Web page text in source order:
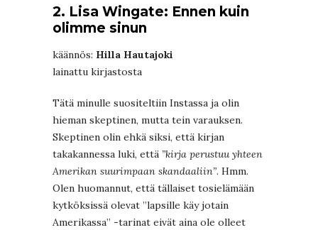
2. Lisa Wingate: Ennen kuin
olimme sinun
käännös: Hilla Hautajoki
lainattu kirjastosta
Tätä minulle suositeltiin Instassa ja olin
hieman skeptinen, mutta tein varauksen.
Skeptinen olin ehkä siksi, että kirjan
takakannessa luki, että ”kirja perustuu yhteen
Amerikan suurimpaan skandaaliin”. Hmm.
Olen huomannut, että tällaiset tosielämään
kytköksissä olevat ”lapsille käy jotain
Amerikassa” -tarinat eivät aina ole olleet